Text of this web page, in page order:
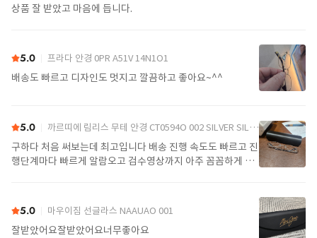
상품 잘 받았고 마음에 듭니다.
5.0 프라다 안경 0PR A51V 14N1O1
배송도 빠르고 디자인도 멋지고 깔끔하고 좋아요~^^
5.0 까르띠에 림리스 무테 안경 CT0594O 002 SILVER SILVER TRANSPARENT
구하다 처음 써보는데 최고입니다 배송 진행 속도도 빠르고 진
행단계마다 빠르게 알람오고 검수영상까지 아주 꼼꼼하게 찍
5.0 마우이짐 선글라스 NAAUAO 001
잘받았어요잘받았어요너무좋아요